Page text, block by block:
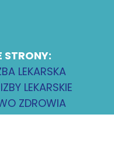
STRONY:
LEKARSKA
LEKARSKIE
ZDROWIA
NFZ